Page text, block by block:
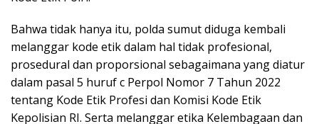
Bahwa tidak hanya itu, polda sumut diduga kembali
melanggar kode etik dalam hal tidak profesional,
prosedural dan proporsional sebagaimana yang diatur
dalam pasal 5 huruf c Perpol Nomor 7 Tahun 2022
tentang Kode Etik Profesi dan Komisi Kode Etik
Kepolisian RI. Serta melanggar etika Kelembagaan dan